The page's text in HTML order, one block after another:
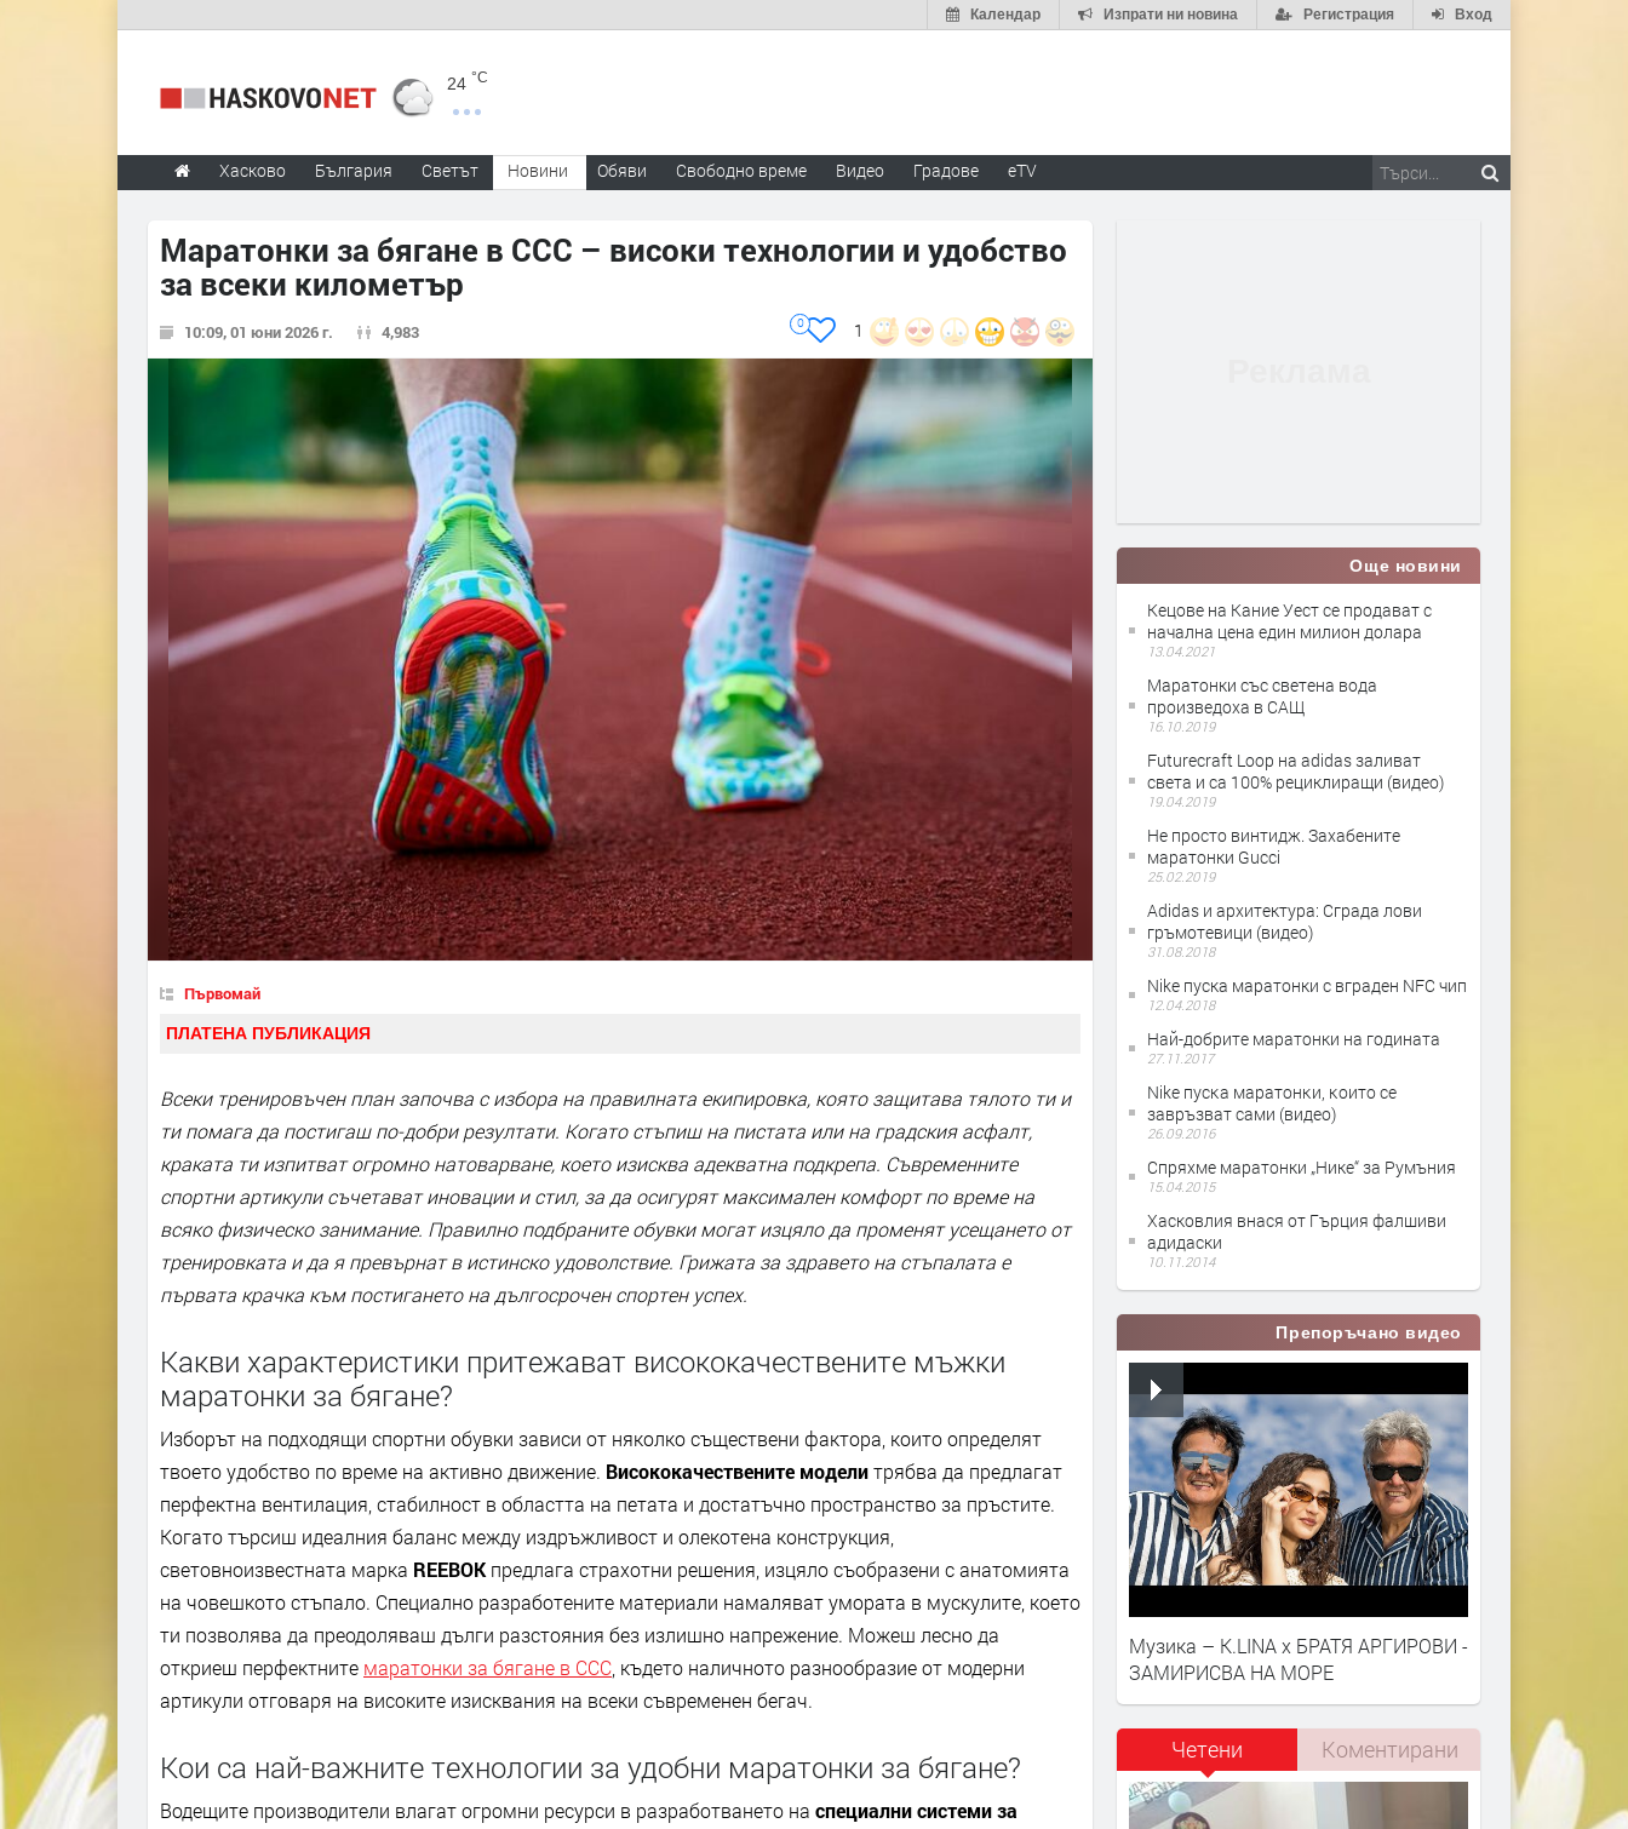
Вход
Регистрация
Изпрати ни новина
Календар
24 °C
Хасково България Светът Новини Обяви Свободно време Видео Градове eTV
Маратонки за бягане в CCC – високи технологии и удобство
за всеки километър
10:09, 01 юни 2026 г. 4,983 1
0
Първомай
ПЛАТЕНА ПУБЛИКАЦИЯ
Всеки тренировъчен план започва с избора на правилната екипировка, която защитава тялото ти и
ти помага да постигаш по-добри резултати. Когато стъпиш на пистата или на градския асфалт,
краката ти изпитват огромно натоварване, което изисква адекватна подкрепа. Съвременните
спортни артикули съчетават иновации и стил, за да осигурят максимален комфорт по време на
всяко физическо занимание. Правилно подбраните обувки могат изцяло да променят усещането от
тренировката и да я превърнат в истинско удоволствие. Грижата за здравето на стъпалата е
първата крачка към постигането на дългосрочен спортен успех.
Какви характеристики притежават висококачествените мъжки
маратонки за бягане?
Изборът на подходящи спортни обувки зависи от няколко съществени фактора, които определят
твоето удобство по време на активно движение. Висококачествените моделитрябва да предлагат
перфектна вентилация, стабилност в областта на петата и достатъчно пространство за пръстите.
Когато търсиш идеалния баланс между издръжливост и олекотена конструкция,
световноизвестната марка REEBOK предлага страхотни решения, изцяло съобразени с анатомията
на човешкото стъпало. Специално разработените материали намаляват умората в мускулите, което
ти позволява да преодоляваш дълги разстояния без излишно напрежение. Можеш лесно да
откриеш перфектните маратонки за бягане в CCC , където наличното разнообразие от модерни
артикули отговаря на високите изисквания на всеки съвременен бегач.
Кои са най-важните технологии за удобни маратонки за бягане?
Водещите производители влагат огромни ресурси в разработването на специални системи за
Още новини
Кецове на Кание Уест се продават с
начална цена един милион долара
13.04.2021
Маратонки със светена вода
произведоха в САЩ
16.10.2019
Futurecraft Loop на adidas заливат
света и са 100% рециклиращи (видео)
19.04.2019
Не просто винтидж. Захабените
маратонки Gucci
25.02.2019
Adidas и архитектура: Сграда лови
гръмотевици (видео)
31.08.2018
Nike пуска маратонки с вграден NFC чип
12.04.2018
Най-добрите маратонки на годината
27.11.2017
Nіkе пycĸa мapaтoнĸи, ĸoитo ce
зaвpъзвaт caми (видео)
26.09.2016
Спряхме маратонки „Нике“ за Румъния
15.04.2015
Хасковлия внася от Гърция фалшиви
адидаски
10.11.2014
Препоръчано видео
Музика – K.LINA x БРАТЯ АРГИРОВИ -
ЗАМИРИСВА НА МОРЕ
Четени Коментирани